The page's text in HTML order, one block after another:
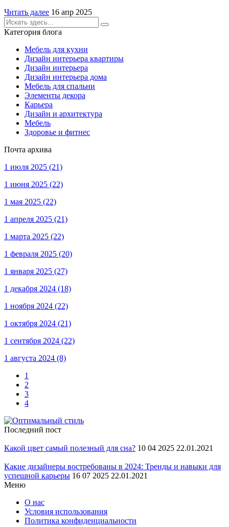
Читать далее 16 апр 2025
Категория блога
Мебель для кухни
Дизайн интерьера квартиры
Дизайн интерьера
Дизайн интерьера дома
Мебель для спальни
Элементы декора
Карьера
Дизайн и архитектура
Мебель
Здоровье и фитнес
Почта архива
1 июля 2025 (21)
1 июня 2025 (22)
1 мая 2025 (22)
1 апреля 2025 (21)
1 марта 2025 (22)
1 февраля 2025 (20)
1 января 2025 (27)
1 декабря 2024 (18)
1 ноября 2024 (22)
1 октября 2024 (21)
1 сентября 2024 (22)
1 августа 2024 (8)
1
2
3
4
Последний пост
Какой цвет самый полезный для сна? 10 04 2025 22.01.2021
Какие дизайнеры востребованы в 2024: Тренды и навыки для
успешной карьеры 16 07 2025 22.01.2021
Меню
О нас
Условия использования
Политика конфиденциальности